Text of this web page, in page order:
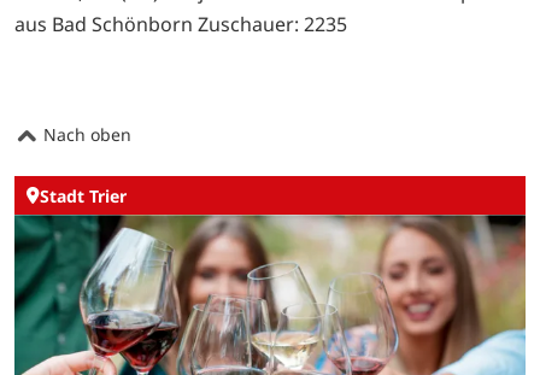
aus Bad Schönborn Zuschauer: 2235
Nach oben
Stadt Trier